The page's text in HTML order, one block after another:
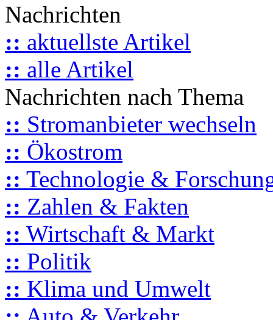
Nachrichten
:: aktuellste Artikel
:: alle Artikel
Nachrichten nach Thema
:: Stromanbieter wechseln
:: Ökostrom
:: Technologie &
:: Zahlen & Fakten
:: Wirtschaft & Markt
:: Politik
:: Klima und Umwelt